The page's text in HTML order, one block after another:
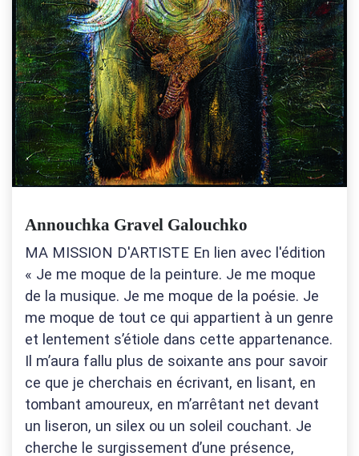
Annouchka Gravel Galouchko
MA MISSION D'ARTISTE En lien avec l'édition
« Je me moque de la peinture. Je me moque
de la musique. Je me moque de la poésie. Je
me moque de tout ce qui appartient à un genre
et lentement s’étiole dans cette appartenance.
Il m’aura fallu plus de soixante ans pour savoir
ce que je cherchais en écrivant, en lisant, en
tombant amoureux, en m’arrêtant net devant
un liseron, un silex ou un soleil couchant. Je
cherche le surgissement d’une présence,